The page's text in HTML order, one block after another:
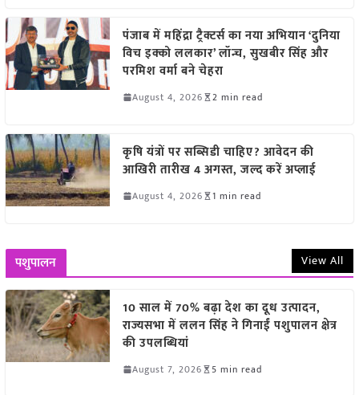
पंजाब में महिंद्रा ट्रैक्टर्स का नया अभियान ‘दुनिया
विच इक्को ललकार’ लॉन्च, सुखबीर सिंह और
परमिश वर्मा बने चेहरा
August 4, 2026 2 min read
कृषि यंत्रों पर सब्सिडी चाहिए? आवेदन की
आखिरी तारीख 4 अगस्त, जल्द करें अप्लाई
August 4, 2026 1 min read
पशुपालन View All
10 साल में 70% बढ़ा देश का दूध उत्पादन,
राज्यसभा में ललन सिंह ने गिनाईं पशुपालन क्षेत्र
की उपलब्धियां
August 7, 2026 5 min read